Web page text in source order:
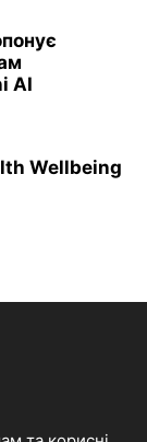
AI
Wellbeing